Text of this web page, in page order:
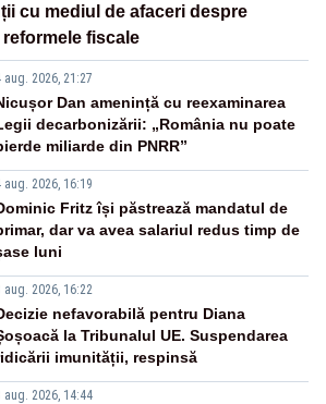
cu mediul de afaceri despre
fiscale
aug. 2026, 21:27
Dan amenință cu reexaminarea
decarbonizării: „România nu poate
miliarde din PNRR”
aug. 2026, 16:19
Fritz își păstrează mandatul de
dar va avea salariul redus timp de
luni
aug. 2026, 16:22
nefavorabilă pentru Diana
la Tribunalul UE. Suspendarea
imunității, respinsă
aug. 2026, 14:44